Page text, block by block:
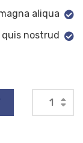
aliqua
quis nostrud